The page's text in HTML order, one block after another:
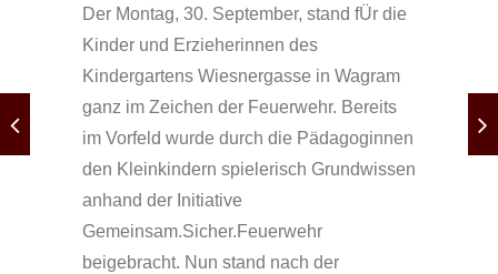
Der Montag, 30. September, stand fÜr die
Kinder und Erzieherinnen des
Kindergartens Wiesnergasse in Wagram
ganz im Zeichen der Feuerwehr. Bereits
im Vorfeld wurde durch die Pädagoginnen
den Kleinkindern spielerisch Grundwissen
anhand der Initiative
Gemeinsam.Sicher.Feuerwehr
beigebracht. Nun stand nach der